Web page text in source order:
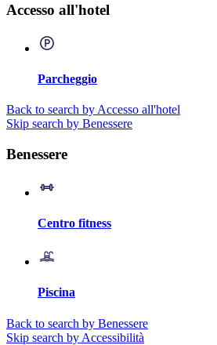
Accesso all'hotel
Parcheggio
Back to search by Accesso all'hotel
Skip search by Benessere
Benessere
Centro fitness
Piscina
Back to search by Benessere
Skip search by Accessibilità